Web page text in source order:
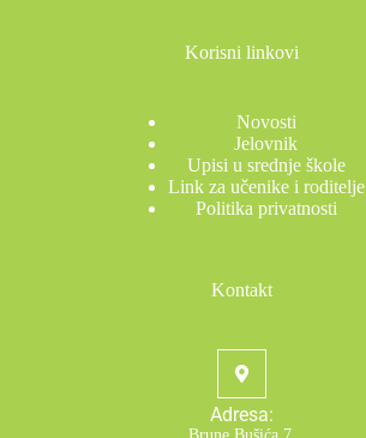
Korisni linkovi
Novosti
Jelovnik
Upisi u srednje škole
Link za učenike i roditelje
Politika privatnosti
Kontakt
Adresa: